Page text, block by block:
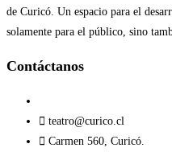
de Curicó. Un espacio para el
solamente para el público, sino
Contáctanos​
teatro@curico.cl
Carmen 560, Curicó.